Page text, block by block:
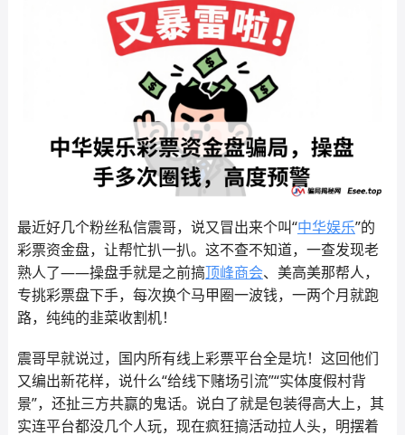
最近好几个粉丝私信震哥，说又冒出来个叫“中华娱乐”的
彩票资金盘，让帮忙扒一扒。这不查不知道，一查发现老
熟人了——操盘手就是之前搞顶峰商会、美高美那帮人，
专挑彩票盘下手，每次换个马甲圈一波钱，一两个月就跑
路，纯纯的韭菜收割机！
震哥早就说过，国内所有线上彩票平台全是坑！这回他们
又编出新花样，说什么“给线下赌场引流”“实体度假村背
景”，还扯三方共赢的鬼话。说白了就是包装得高大上，其
实连平台都没几个人玩，现在疯狂搞活动拉人头，明摆着